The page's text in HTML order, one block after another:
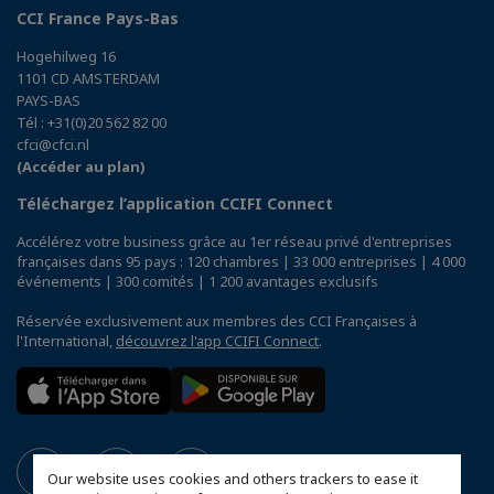
Our website uses cookies and others trackers to ease it
CCI France Pays-Bas
Hogehilweg 16
1101 CD AMSTERDAM
PAYS-BAS
Tél : +31(0)20 562 82 00
cfci@cfci.nl
(Accéder au plan)
Téléchargez l’application CCIFI Connect
Accélérez votre business grâce au 1er réseau privé d'entreprises
françaises dans 95 pays : 120 chambres | 33 000 entreprises | 4 000
événements | 300 comités | 1 200 avantages exclusifs
Réservée exclusivement aux membres des CCI Françaises à
l'International, découvrez l'app CCIFI Connect.